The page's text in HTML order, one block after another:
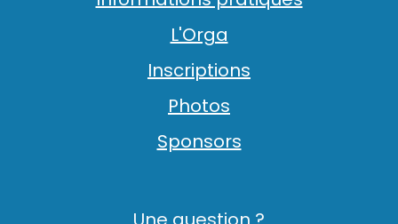
L'Orga
Inscriptions
Photos
Sponsors